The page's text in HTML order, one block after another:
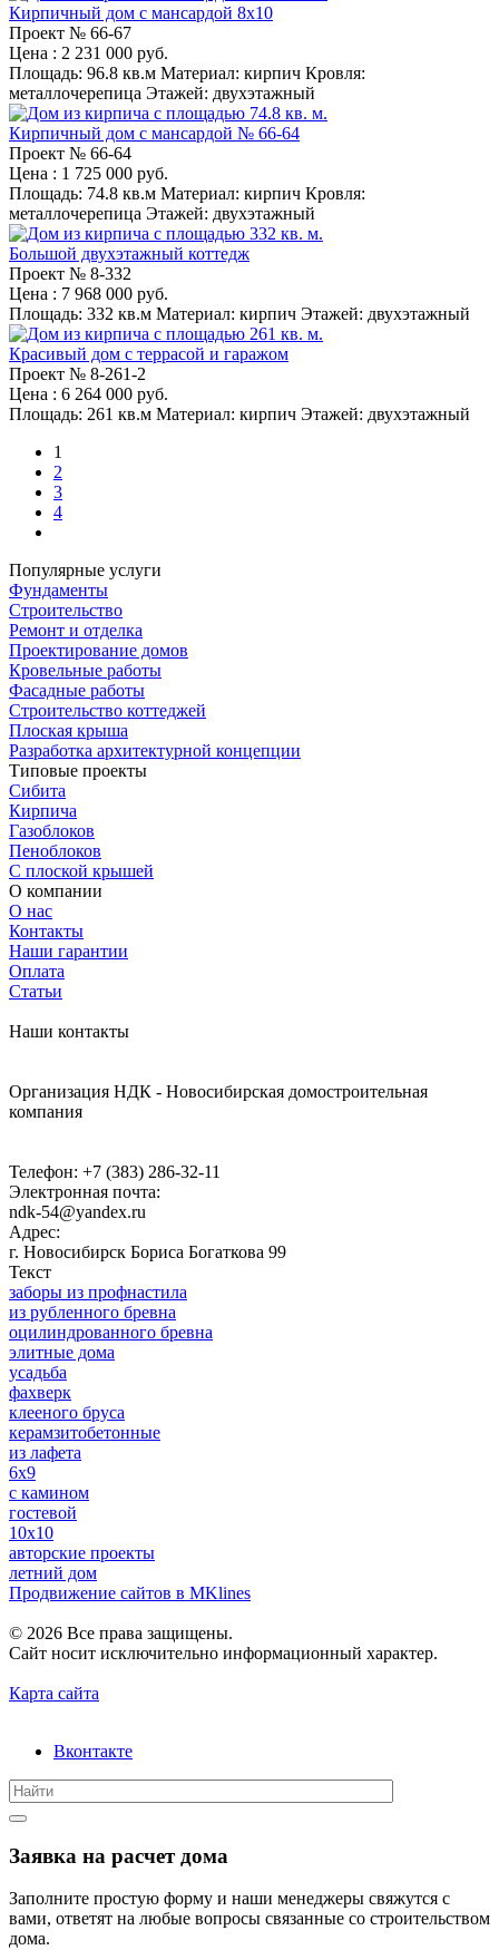
Кирпичный дом с мансардой 8x10
Проект № 66-67
Цена : 2 231 000 руб.
Площадь: 96.8 кв.м Материал: кирпич Кровля:
металлочерепица Этажей: двухэтажный
Кирпичный дом с мансардой № 66-64
Проект № 66-64
Цена : 1 725 000 руб.
Площадь: 74.8 кв.м Материал: кирпич Кровля:
металлочерепица Этажей: двухэтажный
Большой двухэтажный коттедж
Проект № 8-332
Цена : 7 968 000 руб.
Площадь: 332 кв.м Материал: кирпич Этажей: двухэтажный
Красивый дом с террасой и гаражом
Проект № 8-261-2
Цена : 6 264 000 руб.
Площадь: 261 кв.м Материал: кирпич Этажей: двухэтажный
1
2
3
4
Популярные услуги
Фундаменты
Строительство
Ремонт и отделка
Проектирование домов
Кровельные работы
Фасадные работы
Строительство коттеджей
Плоская крыша
Разработка архитектурной концепции
Типовые проекты
Сибита
Кирпича
Газоблоков
Пеноблоков
С плоской крышей
О компании
О нас
Контакты
Наши гарантии
Оплата
Статьи
Наши контакты
Организация НДК - Новосибирская домостроительная
компания
Телефон: +7 (383) 286-32-11
Электронная почта:
ndk-54@yandex.ru
Адрес:
г. Новосибирск Бориса Богаткова 99
Текст
заборы из профнастила
из рубленного бревна
оцилиндрованного бревна
элитные дома
усадьба
фахверк
клееного бруса
керамзитобетонные
из лафета
6x9
c камином
гостевой
10х10
авторские проекты
летний дом
Продвижение сайтов в MKlines
© 2026 Все права защищены.
Сайт носит исключительно информационный характер.
Карта сайта
Вконтакте
Заявка на расчет дома
Заполните простую форму и наши менеджеры свяжутся с
вами, ответят на любые вопросы связанные со строительством
дома.